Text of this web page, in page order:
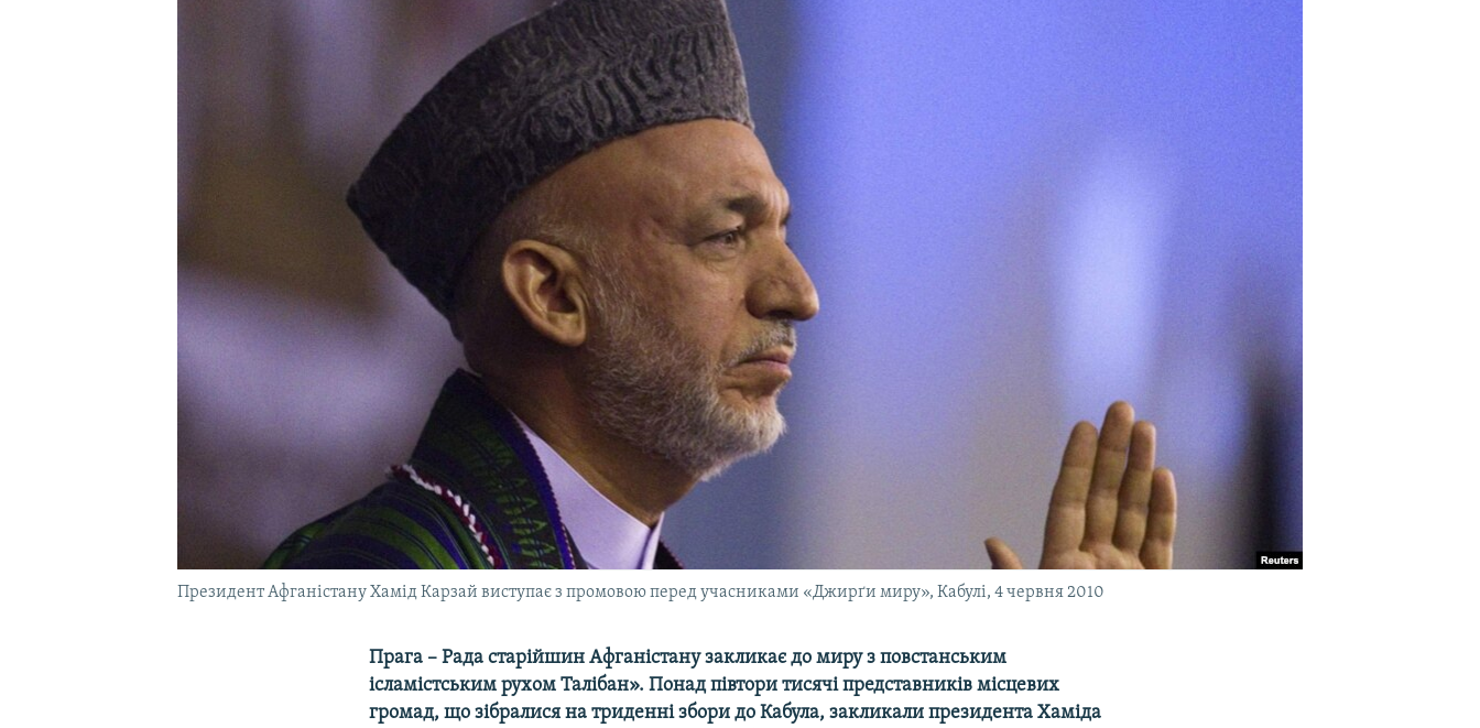
Президент Афганістану Хамід Карзай виступає з промовою перед учасниками «Джирґи миру», Кабулі, 4 червня 2010
Прага – Рада старійшин Афганістану закликає до миру з повстанським
ісламістським рухом Талібан». Понад півтори тисячі представників місцевих
громад, що зібралися на триденні збори до Кабула, закликали президента Хаміда